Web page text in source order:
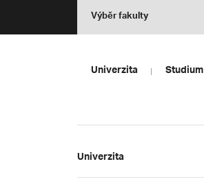
Výběr fakulty
Univerzita Studium
Univerzita